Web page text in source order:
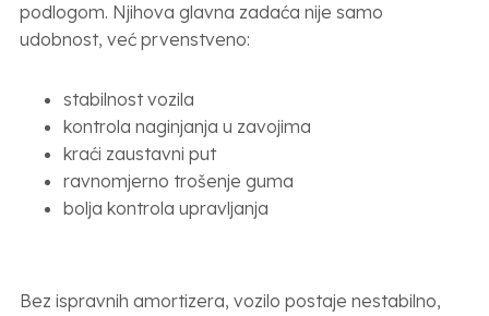
podlogom. Njihova glavna zadaća nije samo
udobnost, već prvenstveno:
stabilnost vozila
kontrola naginjanja u zavojima
kraći zaustavni put
ravnomjerno trošenje guma
bolja kontrola upravljanja
Bez ispravnih amortizera, vozilo postaje nestabilno,